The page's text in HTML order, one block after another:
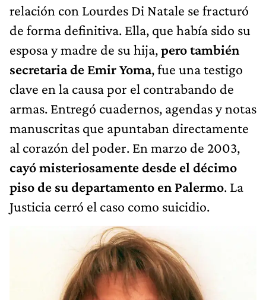
relación con Lourdes Di Natale se fracturó
de forma definitiva. Ella, que había sido su
esposa y madre de su hija,pero también
secretaria de Emir Yoma, fue una testigo
clave en la causa por el contrabando de
armas. Entregó cuadernos, agendas y notas
manuscritas que apuntaban directamente
al corazón del poder. En marzo de 2003,
cayó misteriosamente desde el décimo
piso de su departamento en Palermo. La
Justicia cerró el caso como suicidio.